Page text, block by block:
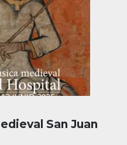
San Juan